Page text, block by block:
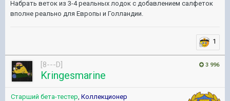
Набрать веток из 3-4 реальных лодок с добавлением салфеток
вполне реально для Европы и Голландии.
1
3 996
[8---D]
Kringesmarine
Старший бета-тестер, Коллекционер